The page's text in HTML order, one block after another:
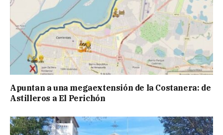
Apuntan a una megaextensión de la Costanera: de
Astilleros a El Perichón